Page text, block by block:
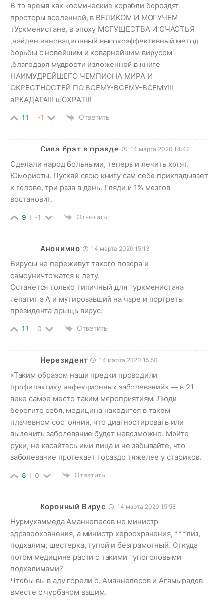
В то время как космические корабли бороздят
просторы вселенной, в ВЕЛИКОМ И МОГУЧЕМ
тУркменистане, в эпоху МОГУЩЕСТВА И СЧАСТЬЯ
,найден инновационный высокоэффективный метод
борьбы с новейшим и коварнейшим вирусом
,благодаря мудрости изложенной в книге
НАИМУДРЕЙШЕГО ЧЕМПИОНА МИРА И
ОКРЕСТНОСТЕЙ ПО ВСЕМУ-ВСЕМУ-ВСЕМУ!!!
аРКАДАГА!!! шОХРАТ!!!
11 -1 Ответить
Сила брат в правде 14 марта 2020 14:42
Сделали народ больными, теперь и лечить хотят.
Юмористы. Пускай свою книгу сам себе прикладывает
к голове, три раза в день. Гляди и 1% мозгов
востановит.
9 -1 Ответить
Анонимно 14 марта 2020 15:13
Вирусы не переживут такого позора и
самоуничтожатся к лету.
Останется только типичный для туркменистана
гепатит э А и мутировавший на чаре и портреты
президента дрыщь вирус.
11 0 Ответить
Нерезидент 14 марта 2020 15:50
«Таким образом наши предки проводили
профилактику инфекционных заболеваний» — в 21
веке самое место таким мероприятиям. Люди
берегите себя, медицина находится в таком
плачевном состоянии, что диагностировать или
вылечить заболевание будет невозможно. Мойте
руки, не касайтесь ими лица и не забывайте, что
заболевание протекает гораздо тяжелее у стариков.
8 0 Ответить
Коронный Вирус 14 марта 2020 15:58
Нурмухаммеда Аманнепесов не министр
здравоохранения, а министр хероохранения, ***лиз,
подхалим, шестерка, тупой и безграмотный. Откуда
потом медицине расти с такими тупоголовыми
подхалимами?
Чтобы вы в аду горели с, Аманнепесов и Агамырадов
вместе с чурбаном вашим.